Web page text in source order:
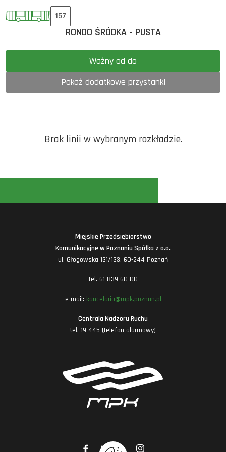
157
RONDO ŚRÓDKA - PUSTA
Ważny od do
Pokaż dodatkowe przystanki
Brak linii w wybranym rozkładzie.
Miejskie Przedsiębiorstwo
Komunikacyjne w Poznaniu Spółka z o.o.
ul. Głogowska 131/133, 60-244 Poznań
tel. 61 839 60 00
e-mail: kancelaria@mpk.poznan.pl
Centrala Nadzoru Ruchu
tel. 19 445 (telefon alarmowy)